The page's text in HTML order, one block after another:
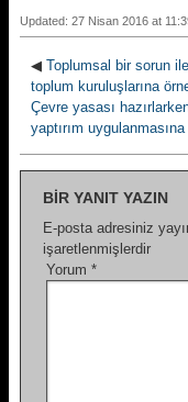
Updated: 27 Nisan 2016 at
◀ Toplumsal bir sorun
toplum kuruluşlarına
Çevre yasası
yaptırım uygulanmasına
BIR YANIT YAZIN
E-posta adresiniz
işaretlenmişlerdir
Yorum *